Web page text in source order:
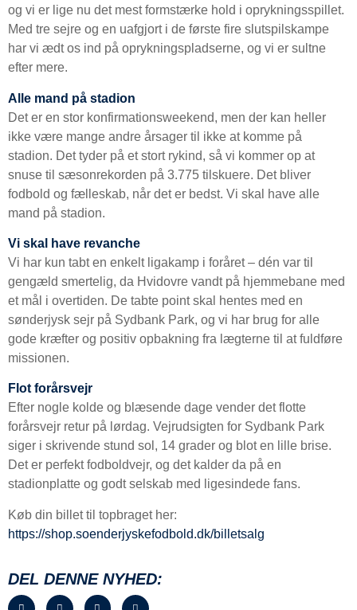
og vi er lige nu det mest formstærke hold i oprykningsspillet.
Med tre sejre og en uafgjort i de første fire slutspilskampe
har vi ædt os ind på oprykningspladserne, og vi er sultne
efter mere.
Alle mand på stadion
Det er en stor konfirmationsweekend, men der kan heller
ikke være mange andre årsager til ikke at komme på
stadion. Det tyder på et stort rykind, så vi kommer op at
snuse til sæsonrekorden på 3.775 tilskuere. Det bliver
fodbold og fælleskab, når det er bedst. Vi skal have alle
mand på stadion.
Vi skal have revanche
Vi har kun tabt en enkelt ligakamp i foråret – dén var til
gengæld smertelig, da Hvidovre vandt på hjemmebane med
et mål i overtiden. De tabte point skal hentes med en
sønderjysk sejr på Sydbank Park, og vi har brug for alle
gode kræfter og positiv opbakning fra lægterne til at fuldføre
missionen.
Flot forårsvejr
Efter nogle kolde og blæsende dage vender det flotte
forårsvejr retur på lørdag. Vejrudsigten for Sydbank Park
siger i skrivende stund sol, 14 grader og blot en lille brise.
Det er perfekt fodboldvejr, og det kalder da på en
stadionplatte og godt selskab med ligesindede fans.
Køb din billet til topbraget her:
https://shop.soenderjyskefodbold.dk/billetsalg
DEL DENNE NYHED: